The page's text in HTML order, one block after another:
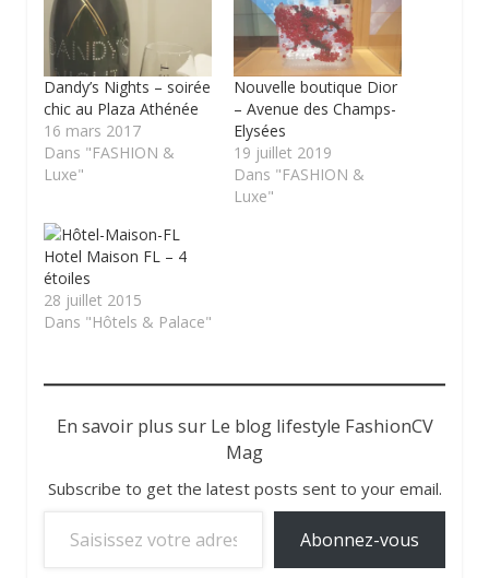
Dandy’s Nights – soirée
chic au Plaza Athénée
16 mars 2017
Dans "FASHION &
Luxe"
Nouvelle boutique Dior
– Avenue des Champs-
Elysées
19 juillet 2019
Dans "FASHION &
Luxe"
Hotel Maison FL – 4
étoiles
28 juillet 2015
Dans "Hôtels & Palace"
En savoir plus sur Le blog lifestyle FashionCV
Mag
Subscribe to get the latest posts sent to your email.
Abonnez-vous